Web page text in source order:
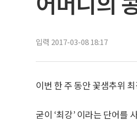
입력 2017-03-08 18:17
이번 한 주 동안 꽃샘추위
굳이 ‘최강’ 이라는 단어를